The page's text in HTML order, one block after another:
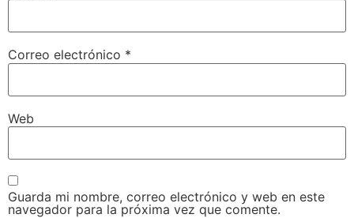
Correo electrónico *
Web
Guarda mi nombre, correo electrónico y web en este
navegador para la próxima vez que comente.